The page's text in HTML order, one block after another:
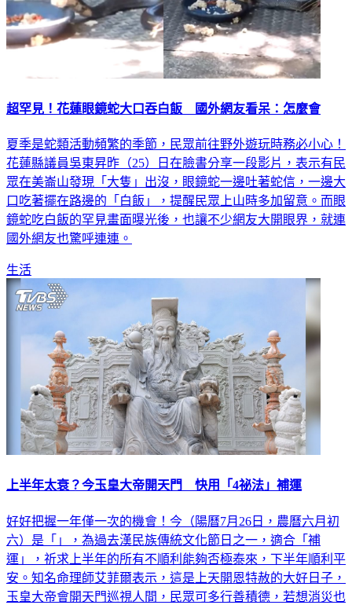
超罕見！花蓮眼鏡蛇大口吞白飯 國外網友看呆：怎麼會
夏季是蛇類活動頻繁的季節，民眾前往野外遊玩時務必小心！
花蓮縣議員吳東昇昨（25）日在臉書分享一段影片，表示有民
眾在美崙山發現「大隻」出沒，眼鏡蛇一邊吐著蛇信，一邊大
口吃著擺在路邊的「白飯」，提醒民眾上山時多加留意。而眼
鏡蛇吃白飯的罕見畫面曝光後，也讓不少網友大開眼界，就連
國外網友也驚呼連連。
生活
上半年太衰？今玉皇大帝開天門 快用「4祕法」補運
好好把握一年僅一次的機會！今（陽曆7月26日，農曆六月初
六）是「」，為過去漢民族傳統文化節日之一，適合「補
運」，祈求上半年的所有不順利能夠否極泰來，下半年順利平
安。知名命理師艾菲爾表示，這是上天開恩特赦的大好日子，
玉皇大帝會開天門巡視人間，民眾可多行善積德，若想消災也